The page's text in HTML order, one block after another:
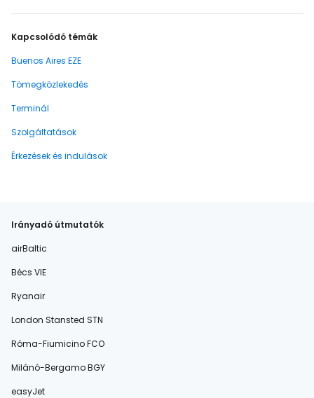
Kapcsolódó témák
Buenos Aires EZE
Tömegközlekedés
Terminál
Szolgáltatások
Érkezések és indulások
Irányadó útmutatók
airBaltic
Bécs VIE
Ryanair
London Stansted STN
Róma-Fiumicino FCO
Milánó-Bergamo BGY
easyJet